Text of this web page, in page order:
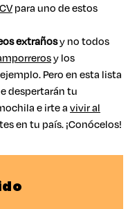
para uno de estos
extrañosy no todos
y los
Pero en esta lista
despertarán tu
e irte avivir al
en tu país. ¡Conócelos!